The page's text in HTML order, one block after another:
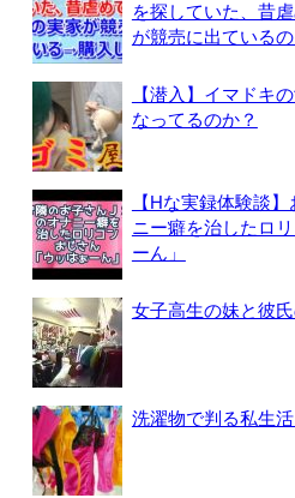
を探していた、昔
が競売に出ている
【潜入】イマドキ
なってるのか？
【Hな実録体験談
ニー癖を治したロ
ーん」
女子高生の妹と彼
洗濯物で判る私生